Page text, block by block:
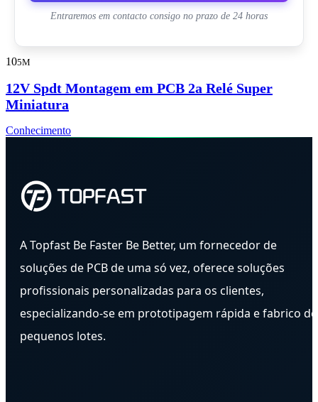
Entraremos em contacto consigo no prazo de 24 horas
105M
12V Spdt Montagem em PCB 2a Relé Super
Miniatura
Conhecimento
A Topfast Be Faster Be Better, um fornecedor de
soluções de PCB de uma só vez, oferece soluções
profissionais personalizadas para os clientes,
especializando-se em prototipagem rápida e fabrico de
pequenos lotes.